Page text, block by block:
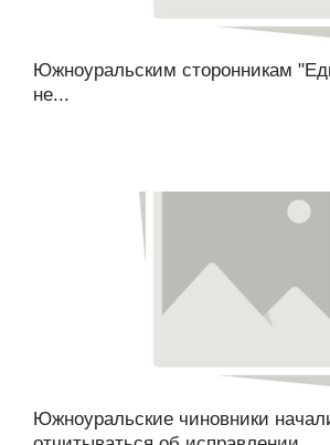
Южноуральским сторонникам
не...
Южноуральские чиновники